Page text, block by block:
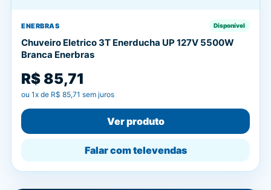
ENERBRAS Disponível
Chuveiro Eletrico 3T Enerducha UP 127V 5500W
Branca Enerbras
R$ 85,71
ou 1x de R$ 85,71 sem juros
Ver produto
Falar com televendas